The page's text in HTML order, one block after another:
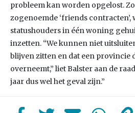
probleem kan worden opgelost.
zogenoemde ‘friends contracten’,
statushouders in één woning
inzetten. “We kunnen niet
blijven zitten en dat een provincie
overneemt,” liet Balster aan de
jaar dus wel het geval zijn.”